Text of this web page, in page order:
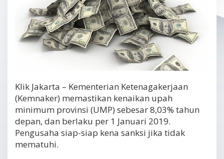
Klik Jakarta – Kementerian Ketenagakerjaan
(Kemnaker) memastikan kenaikan upah
minimum provinsi (UMP) sebesar 8,03% tahun
depan, dan berlaku per 1 Januari 2019.
Pengusaha siap-siap kena sanksi jika tidak
mematuhi.